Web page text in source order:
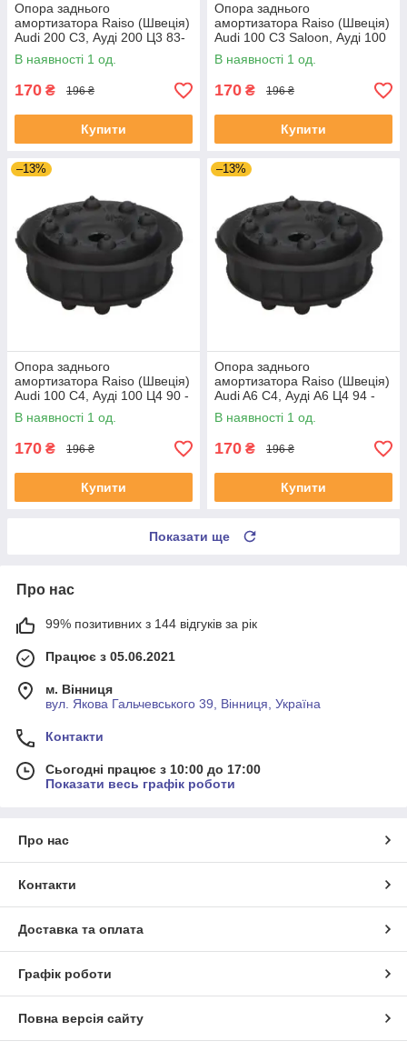
Опора заднього
амортизатора Raiso (Швеція)
Audi 200 C3, Ауді 200 Ц3 83-
#RC09701 UAOATEO4
В наявності 1 од.
170 ₴ 196 ₴
Купити
Опора заднього
амортизатора Raiso (Швеція)
Audi 100 C3 Saloon, Ауді 100
Ц3 Седан 82 - #RC09701
UAKWSGG4
В наявності 1 од.
170 ₴ 196 ₴
Купити
–13%
Опора заднього
амортизатора Raiso (Швеція)
Audi 100 C4, Ауді 100 Ц4 90 -
#RC09701 UAYZUMT4
В наявності 1 од.
170 ₴ 196 ₴
Купити
–13%
Опора заднього
амортизатора Raiso (Швеція)
Audi A6 C4, Ауді А6 Ц4 94 -
#RC09701 UANOYVJ4
В наявності 1 од.
170 ₴ 196 ₴
Купити
Показати ще
Про нас
99% позитивних з 144 відгуків за рік
Працює з 05.06.2021
м. Вінниця
вул. Якова Гальчевського 39, Вінниця, Україна
Контакти
Сьогодні працює з 10:00 до 17:00
Показати весь графік роботи
Про нас
Контакти
Доставка та оплата
Графік роботи
Повна версія сайту